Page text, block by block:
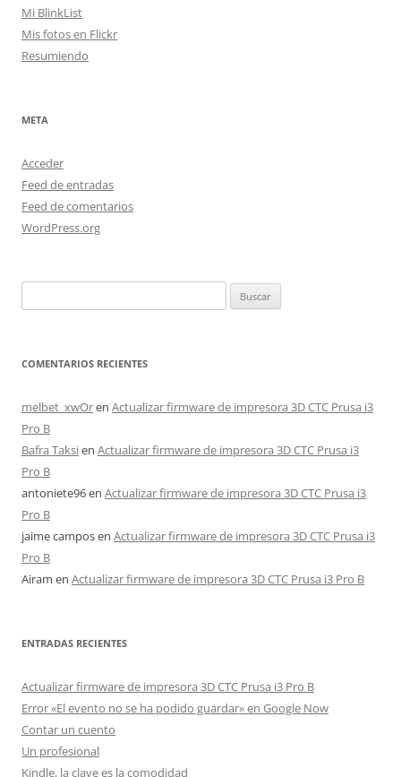
Mi BlinkList
Mis fotos en Flickr
Resumiendo
META
Acceder
Feed de entradas
Feed de comentarios
WordPress.org
COMENTARIOS RECIENTES
melbet_xwOren Actualizar firmware de impresora 3D CTC Prusa i3
Pro B
Bafra Taksien Actualizar firmware de impresora 3D CTC Prusa i3
Pro B
antoniete96en Actualizar firmware de impresora 3D CTC Prusa i3
Pro B
jaime camposen Actualizar firmware de impresora 3D CTC Prusa i3
Pro B
Airam en Actualizar firmware de impresora 3D CTC Prusa i3 Pro B
ENTRADAS RECIENTES
Actualizar firmware de impresora 3D CTC Prusa i3 Pro B
Error «El evento no se ha podido guardar» en Google Now
Contar un cuento
Un profesional
Kindle, la clave es la comodidad